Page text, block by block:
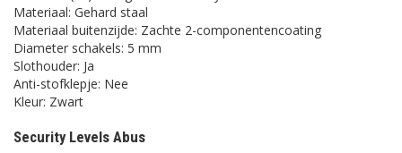
Materiaal: Gehard staal
Materiaal buitenzijde: Zachte 2-componentencoating
Diameter schakels: 5 mm
Slothouder: Ja
Anti-stofklepje: Nee
Kleur: Zwart
Security Levels Abus